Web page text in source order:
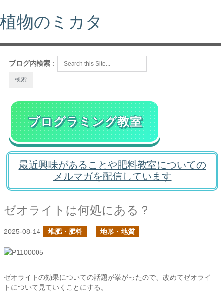
植物のミカタ
ブログ内検索 ：
プログラミング教室
最近興味があることや肥料教室についての
メルマガを配信しています
ゼオライトは何処にある？
2025-08-14 堆肥・肥料 地形・地質
ゼオライトの効果についての話題が挙がったので、改めてゼオライ
トについて見ていくことにする。